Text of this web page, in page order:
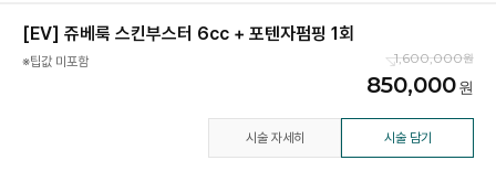
[EV] 쥬베룩 스킨부스터 6cc + 포텐자펌핑 1회
※팁값 미포함 1,600,000
850,000
시술 자세히 시술 담기